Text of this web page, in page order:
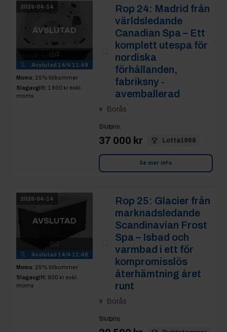
2026-04-14
AVSLUTAD
3
Avslutad 14/4 11:49
Moms: 25% tillkommer
Slagavgift: 1 800 kr exkl.
moms
Rop 24: Madrid från
världsledande
Canadian Spa – Ett
komplett utespa för
nordiska
förhållanden,
fabriksny -
avemballerad
Borås
Slutpris:
37 000 kr Lotta1968
Se mer info
2026-04-14
AVSLUTAD
2
Avslutad 14/4 11:48
Moms: 25% tillkommer
Slagavgift: 900 kr exkl.
moms
Rop 25: Glacier från
marknadsledande
Scandinavian Frost
Spa – Isbad och
varmbad i ett för
kompromisslös
återhämtning året
runt
Borås
Slutpris: